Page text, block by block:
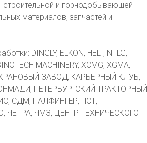
и горнодобывающей
материалов, запчастей и
DINGLY, ELKON, HELI, NFLG,
MACHINERY, XCMG, XGMA,
ЗАВОД, КАРЬЕРНЫЙ КЛУБ,
ПЕТЕРБУРГСКИЙ ТРАКТОРНЫЙ
СДМ, ПАЛФИНГЕР, ПСТ,
ЧМЗ, ЦЕНТР ТЕХНИЧЕСКОГО